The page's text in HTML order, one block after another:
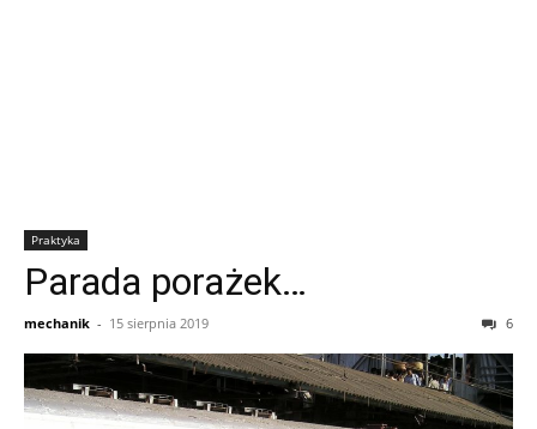
Praktyka
Parada porażek…
mechanik - 15 sierpnia 2019 6